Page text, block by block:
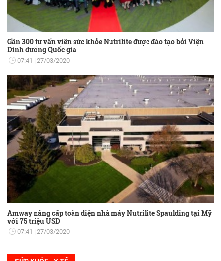
Gần 300 tư vấn viên sức khỏe Nutrilite được đào tạo bởi Viện
Dinh dưỡng Quốc gia
07:41 27/03/2020
Amway nâng cấp toàn diện nhà máy Nutrilite Spaulding tại Mỹ
với 75 triệu USD
07:41 27/03/2020